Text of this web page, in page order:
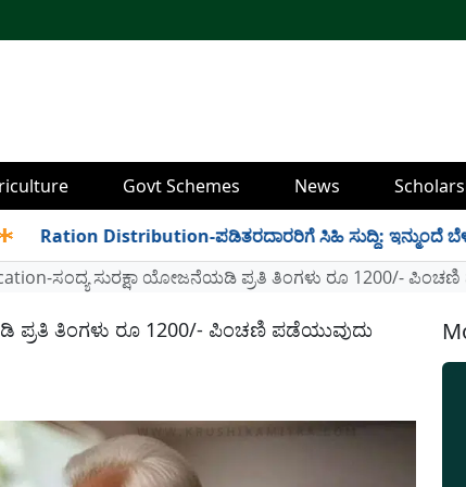
Govt Schemes News
Distribution-ಪಡಿತರದಾರರಿಗೆ ಸಿಹಿ ಸುದ್ದಿ: ಇನ್ಮುಂದೆ ಬೆಳಿಗ್ಗೆ
ಸಂದ್ಯ ಸುರಕ್ಷಾ ಯೋಜನೆಯಡಿ ಪ್ರತಿ ತಿಂಗಳು ರೂ 1200/-
ಪ್ರತಿ ತಿಂಗಳು ರೂ 1200/- ಪಿಂಚಣಿ ಪಡೆಯುವುದು